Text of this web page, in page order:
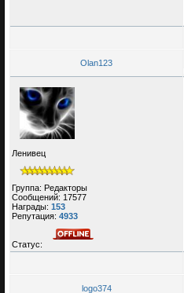
Olan123
Ленивец
Группа: Редакторы
Сообщений: 17577
Награды: 153
Репутация: 4933
Статус:
logo374